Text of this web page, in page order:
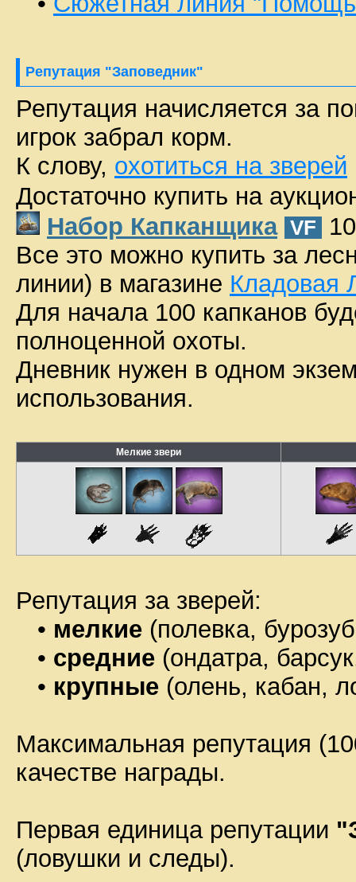
Репутация "Заповедник"
Репутация начисляется за
игрок забрал корм.
К слову, охотиться на зверей
Достаточно купить на
Набор Капканщика VF
Все это можно купить за
линии) в магазине Кладовая
Для начала 100 капканов
полноценной охоты.
Дневник нужен в одном
использования.
Мелкие звери
Репутация за зверей:
• мелкие (полевка,
• средние (ондатра,
• крупные (олень, кабан,
Максимальная репутация
качестве награды.
Первая единица репутации
(ловушки и следы).